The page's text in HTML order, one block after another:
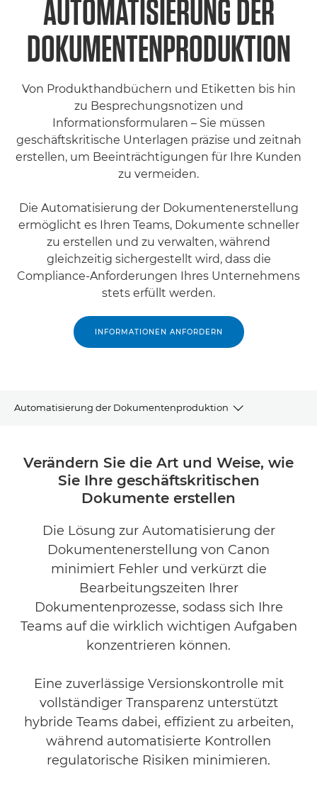
AUTOMATISIERUNG DER
DOKUMENTENPRODUKTION
Von Produkthandbüchern und Etiketten bis hin
zu Besprechungsnotizen und
Informationsformularen – Sie müssen
geschäftskritische Unterlagen präzise und zeitnah
erstellen, um Beeinträchtigungen für Ihre Kunden
zu vermeiden.
Die Automatisierung der Dokumentenerstellung
ermöglicht es Ihren Teams, Dokumente schneller
zu erstellen und zu verwalten, während
gleichzeitig sichergestellt wird, dass die
Compliance-Anforderungen Ihres Unternehmens
stets erfüllt werden.
INFORMATIONEN ANFORDERN
Automatisierung der Dokumentenproduktion
Anwenderbericht
Dazugehörige Lösungen
Verändern Sie die Art und Weise, wie
Sie Ihre geschäftskritischen
Dokumente erstellen
Die Lösung zur Automatisierung der
Dokumentenerstellung von Canon
minimiert Fehler und verkürzt die
Bearbeitungszeiten Ihrer
Dokumentenprozesse, sodass sich Ihre
Teams auf die wirklich wichtigen Aufgaben
konzentrieren können.
Eine zuverlässige Versionskontrolle mit
vollständiger Transparenz unterstützt
hybride Teams dabei, effizient zu arbeiten,
während automatisierte Kontrollen
regulatorische Risiken minimieren.